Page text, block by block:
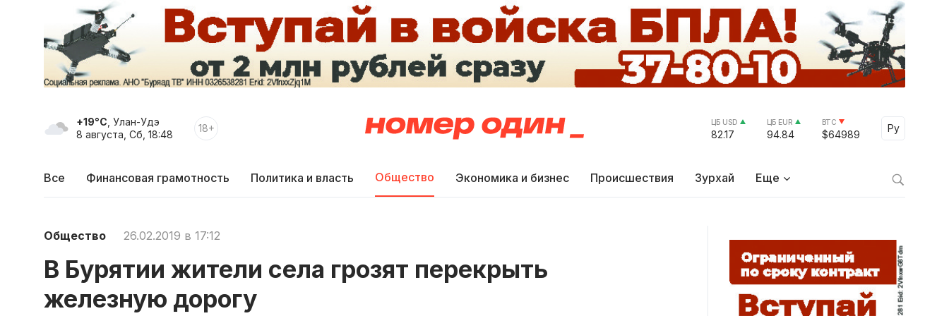
+19°C , Улан-Удэ
8 августа, Сб, 18:48
18+ ЦБ USD
82.17
ЦБ EUR
94.84
BTC
$64989
Ру
Select
Все Финансовая грамотность Политика и власть Общество Экономика и бизнес Происшествия Зурхай Еще
Общество 26.02.2019 в 17:12
В Бурятии жители села грозят перекрыть
железную дорогу